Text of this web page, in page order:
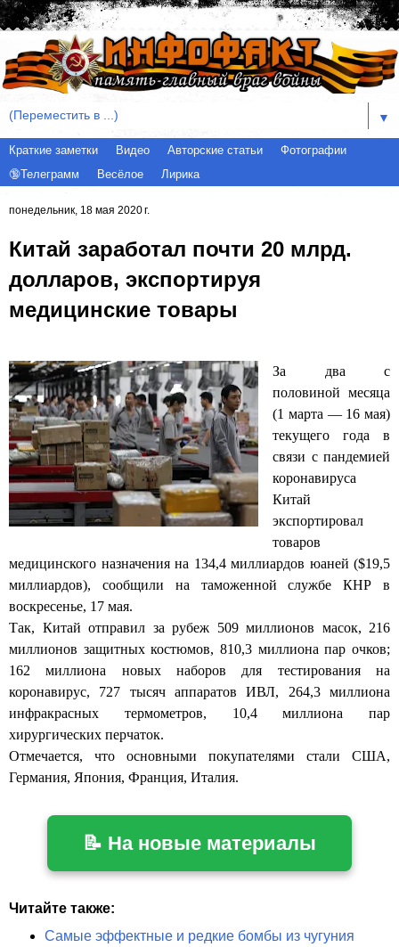
▼
Краткие заметки Видео Авторские статьи
Фотографии
🔞Телеграмм
Весёлое Лирика
понедельник, 18 мая 2020 г.
Китай заработал почти 20 млрд.
долларов, экспортируя
медицинские товары
За два с
половиной месяца
(1 марта — 16 мая)
текущего года в
связи с пандемией
коронавируса
Китай
экспортировал
товаров
медицинского назначения на 134,4 миллиардов юаней ($19,5
миллиардов), сообщили на таможенной службе КНР в
воскресенье, 17 мая.
Так, Китай отправил за рубеж 509 миллионов масок, 216
миллионов защитных костюмов, 810,3 миллиона пар очков;
162 миллиона новых наборов для тестирования на
коронавирус, 727 тысяч аппаратов ИВЛ, 264,3 миллиона
инфракрасных термометров, 10,4 миллиона пар
хирургических перчаток.
Отмечается, что основными покупателями стали США,
Германия, Япония, Франция, Италия.
📝 На новые материалы
Читайте также:
Самые эффектные и редкие бомбы из чугуния